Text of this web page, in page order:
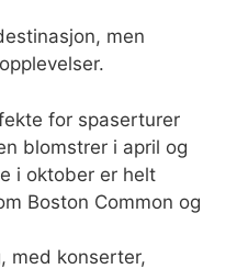
men
for spaserturer
blomstrer i april og
i oktober er helt
Boston Common og
med konserter,